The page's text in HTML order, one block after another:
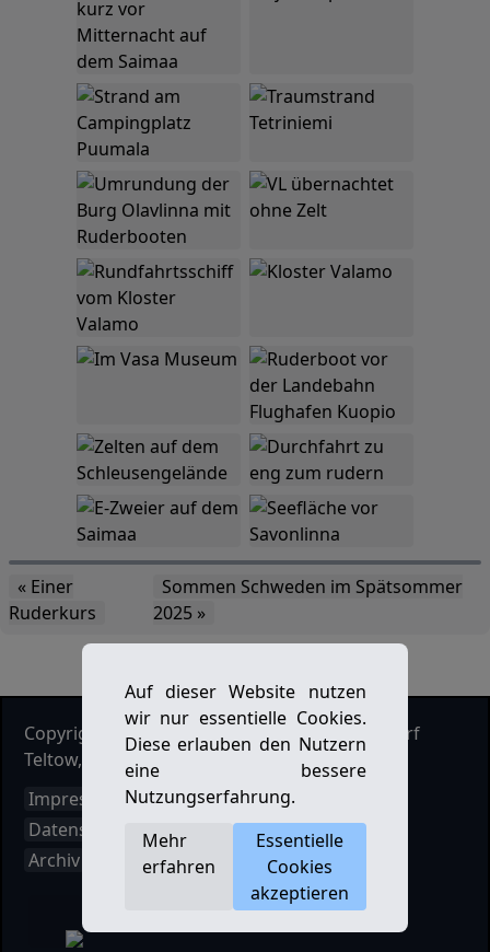
« Einer
Ruderkurs
Sommen Schweden im Spätsommer
2025 »
Copyright Ruderclub Kleinmachnow Stahnsdorf
Teltow, 2026. Alle Rechte vorbehalten.
Impressum
Datenschutz
Archiv
Auf dieser Website nutzen
wir nur essentielle Cookies.
Diese erlauben den Nutzern
eine bessere
Nutzungserfahrung.
Mehr
erfahren
Essentielle
Cookies
akzeptieren